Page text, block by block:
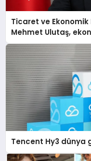
Ticaret ve Ekonomik
Mehmet Ulutaş,
açıklamada şunları
Tencent Hy3 dünya